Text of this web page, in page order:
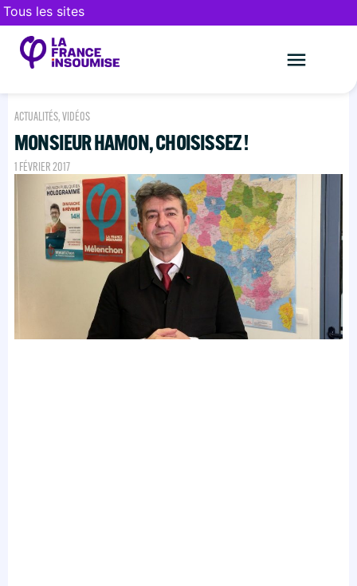
Tous les sites
ACTUALITÉS,VIDÉOS
MONSIEUR HAMON, CHOISISSEZ !
1 FÉVRIER 2017